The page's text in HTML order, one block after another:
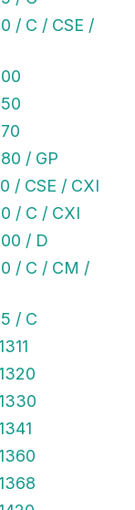
/ C / CSE /
/ GP
/ CSE / CXI
/ C / CXI
/ D
/ C / CM /
/ C